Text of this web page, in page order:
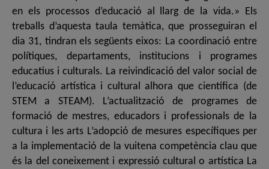
en els processos d’educació al llarg de la vida.» Els
treballs d’aquesta taula temàtica, que prosseguiran el
dia 31, tindran els següents eixos: La coordinació entre
polítiques, departaments, institucions i programes
educatius i culturals. La reivindicació del valor social de
l’educació artística i cultural alhora que científica (de
STEM a STEAM). L’actualització de programes de
formació de mestres, educadors i professionals de la
cultura i les arts L’adopció de mesures específiques per
a la implementació de la vuitena competència clau que
és la del coneixement i expressió cultural o artística La